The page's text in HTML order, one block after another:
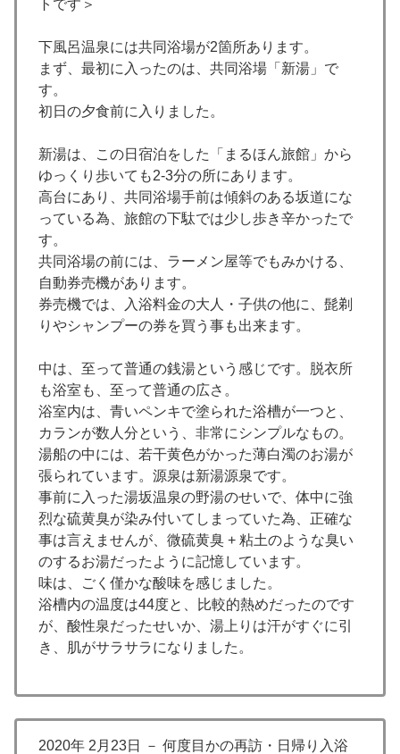
トです＞
下風呂温泉には共同浴場が2箇所あります。
まず、最初に入ったのは、共同浴場「新湯」で
す。
初日の夕食前に入りました。
新湯は、この日宿泊をした「まるほん旅館」から
ゆっくり歩いても2-3分の所にあります。
高台にあり、共同浴場手前は傾斜のある坂道にな
っている為、旅館の下駄では少し歩き辛かったで
す。
共同浴場の前には、ラーメン屋等でもみかける、
自動券売機があります。
券売機では、入浴料金の大人・子供の他に、髭剃
りやシャンプーの券を買う事も出来ます。
中は、至って普通の銭湯という感じです。脱衣所
も浴室も、至って普通の広さ。
浴室内は、青いペンキで塗られた浴槽が一つと、
カランが数人分という、非常にシンプルなもの。
湯船の中には、若干黄色がかった薄白濁のお湯が
張られています。源泉は新湯源泉です。
事前に入った湯坂温泉の野湯のせいで、体中に強
烈な硫黄臭が染み付いてしまっていた為、正確な
事は言えませんが、微硫黄臭 + 粘土のような臭い
のするお湯だったように記憶しています。
味は、ごく僅かな酸味を感じました。
浴槽内の温度は44度と、比較的熱めだったのです
が、酸性泉だったせいか、湯上りは汗がすぐに引
き、肌がサラサラになりました。
2020年 2月23日 － 何度目かの再訪・日帰り入浴